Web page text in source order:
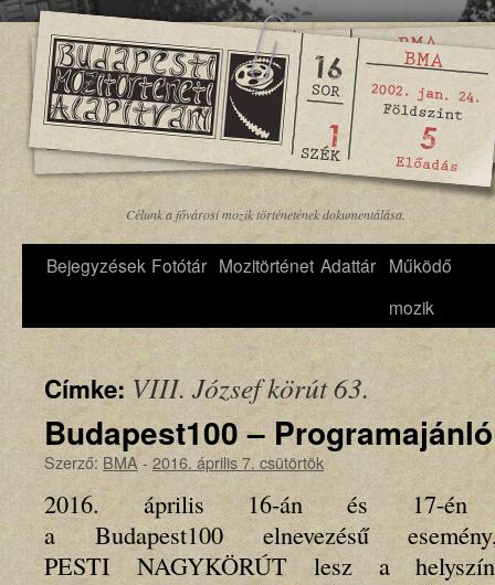
Célunk a fővárosi mozik történetének dokumentálása.
Bejegyzések Fotótár Mozitörténet Adattár Működő
mozik
Címke:VIII. József körút 63.
Budapest100 – Programajánló
Szerző: BMA- 2016. április 7. csütörtök
2016. április 16-án és 17-én
a Budapest100 elnevezésű
PESTI NAGYKÖRÚT lesz a